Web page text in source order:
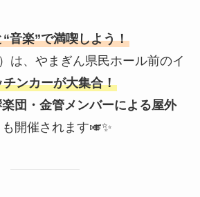
音楽”で満喫しよう！
は、やまぎん県民ホール前のイ
チンカーが大集合！
団・金管メンバーによる屋外
も開催されます🎺✨